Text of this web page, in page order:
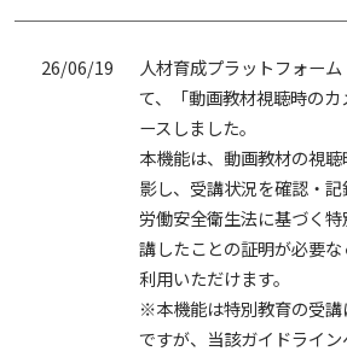
26/06/19
人材育成プラットフォー
て、「動画教材視聴時の
ースしました。
本機能は、動画教材の視
影し、受講状況を確認・記
労働安全衛生法に基づく
講したことの証明が必要
利用いただけます。
※本機能は特別教育の受
ですが、当該ガイドライ